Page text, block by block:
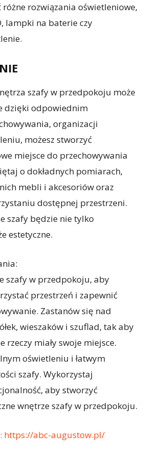
różne rozwiązania oświetleniowe,
lampki na baterie czy
szafy w przedpokoju może
dzięki odpowiednim
organizacji
możesz stworzyć
miejsce do przechowywania
o dokładnych pomiarach,
mebli i akcesoriów oraz
dostępnej przestrzeni.
szafy będzie nie tylko
estetyczne.
szafy w przedpokoju, aby
przestrzeń i zapewnić
Zastanów się nad
wieszaków i szuflad, tak aby
rzeczy miały swoje miejsce.
oświetleniu i łatwym
szafy. Wykorzystaj
aby stworzyć
wnętrze szafy w przedpokoju.
https://abc-augustow.pl/